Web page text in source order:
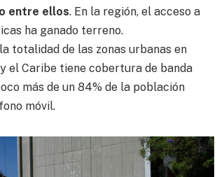
entre ellos. En la región, el acceso a
ha ganado terreno.
totalidad de las zonas urbanas en
el Caribe tiene cobertura de banda
más de un 84% de la población
móvil.